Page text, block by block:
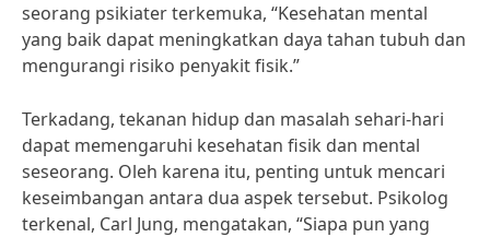
seorang psikiater terkemuka, “Kesehatan mental
yang baik dapat meningkatkan daya tahan tubuh dan
mengurangi risiko penyakit fisik.”
Terkadang, tekanan hidup dan masalah sehari-hari
dapat memengaruhi kesehatan fisik dan mental
seseorang. Oleh karena itu, penting untuk mencari
keseimbangan antara dua aspek tersebut. Psikolog
terkenal, Carl Jung, mengatakan, “Siapa pun yang